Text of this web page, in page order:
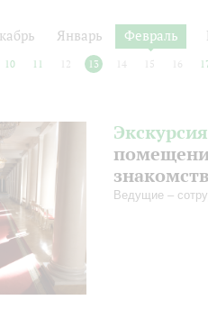
Январь Февраль
10 11 12 13 14 15 16
Ведущие –